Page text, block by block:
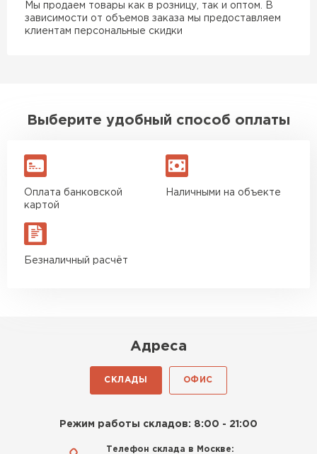
Мы продаем товары как в розницу, так и оптом. В
зависимости от объемов заказа мы предоставляем
клиентам персональные скидки
Выберите удобный способ оплаты
Оплата банковской
картой
Наличными на объекте
Безналичный расчёт
Адреса
СКЛАДЫ ОФИС
Режим работы складов: 8:00 - 21:00
Телефон склада в Москве:
Утеплитель Технониколь
Гипсокартон
Утеплитель Неман
ПЕРЕЙТИ
Сэндвич-панели